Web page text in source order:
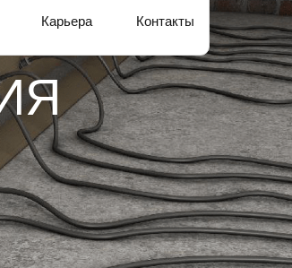
Карьера Контакты